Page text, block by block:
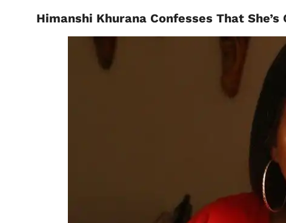
BIHAR
Himanshi Khurana Confesses That